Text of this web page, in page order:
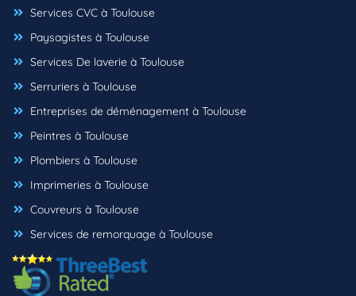
Services CVC à Toulouse
Paysagistes à Toulouse
Services De laverie à Toulouse
Serruriers à Toulouse
Entreprises de déménagement à Toulouse
Peintres à Toulouse
Plombiers à Toulouse
Imprimeries à Toulouse
Couvreurs à Toulouse
Services de remorquage à Toulouse